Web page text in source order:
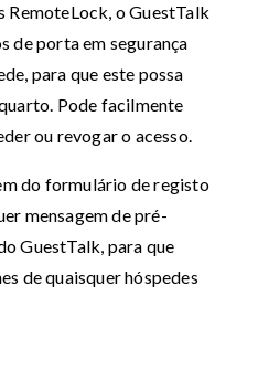
RemoteLock, o GuestTalk
de porta em segurança
para que este possa
Pode facilmente
ou revogar o acesso.
do formulário de registo
mensagem de pré-
GuestTalk, para que
de quaisquer hóspedes